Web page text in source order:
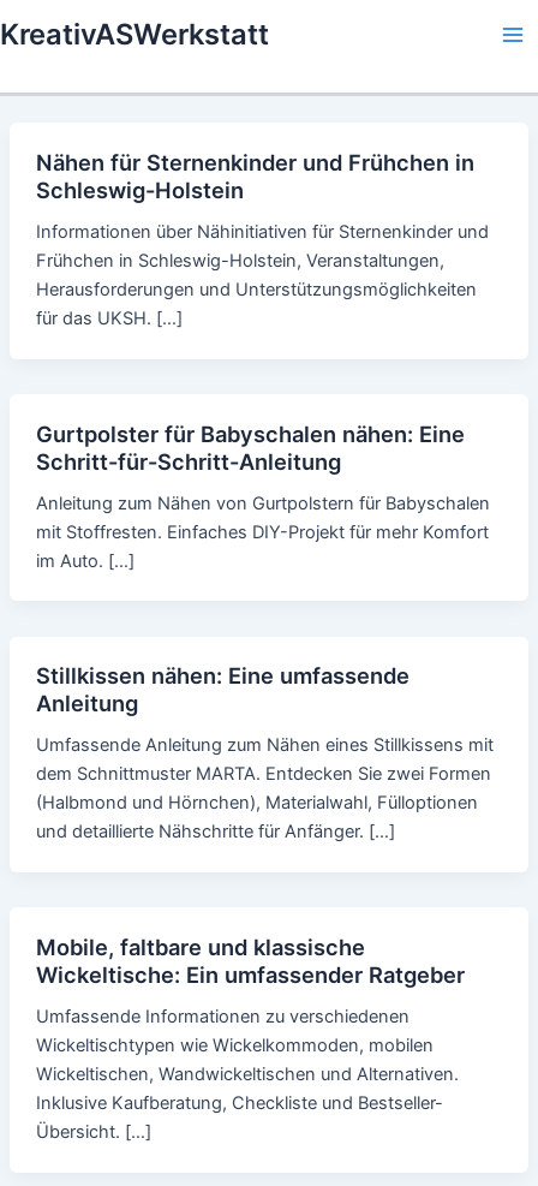
to
KreativASWerkstatt
Nähen für Sternenkinder und Frühchen in
Schleswig-Holstein
Informationen über Nähinitiativen für Sternenkinder und
Frühchen in Schleswig-Holstein, Veranstaltungen,
Herausforderungen und Unterstützungsmöglichkeiten
für das UKSH. […]
Gurtpolster für Babyschalen nähen: Eine
Schritt-für-Schritt-Anleitung
Anleitung zum Nähen von Gurtpolstern für Babyschalen
mit Stoffresten. Einfaches DIY-Projekt für mehr Komfort
im Auto. […]
Stillkissen nähen: Eine umfassende
Anleitung
Umfassende Anleitung zum Nähen eines Stillkissens mit
dem Schnittmuster MARTA. Entdecken Sie zwei Formen
(Halbmond und Hörnchen), Materialwahl, Fülloptionen
und detaillierte Nähschritte für Anfänger. […]
Mobile, faltbare und klassische
Wickeltische: Ein umfassender Ratgeber
Umfassende Informationen zu verschiedenen
Wickeltischtypen wie Wickelkommoden, mobilen
Wickeltischen, Wandwickeltischen und Alternativen.
Inklusive Kaufberatung, Checkliste und Bestseller-
Übersicht. […]